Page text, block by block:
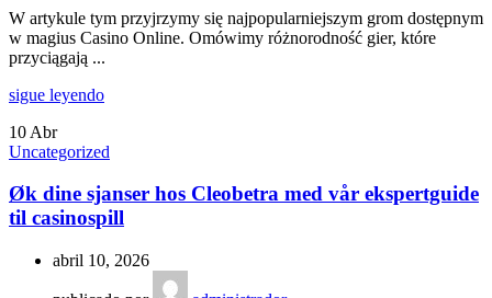
W artykule tym przyjrzymy się najpopularniejszym grom dostępnym
w magius Casino Online. Omówimy różnorodność gier, które
przyciągają ...
sigue leyendo
10 Abr
Uncategorized
Øk dine sjanser hos Cleobetra med vår ekspertguide
til casinospill
abril 10, 2026